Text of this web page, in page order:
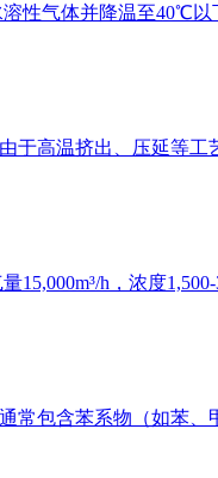
溶性气体并降温至40℃
于高温挤出、压延等
h，浓度1,500-
常包含苯系物（如苯、